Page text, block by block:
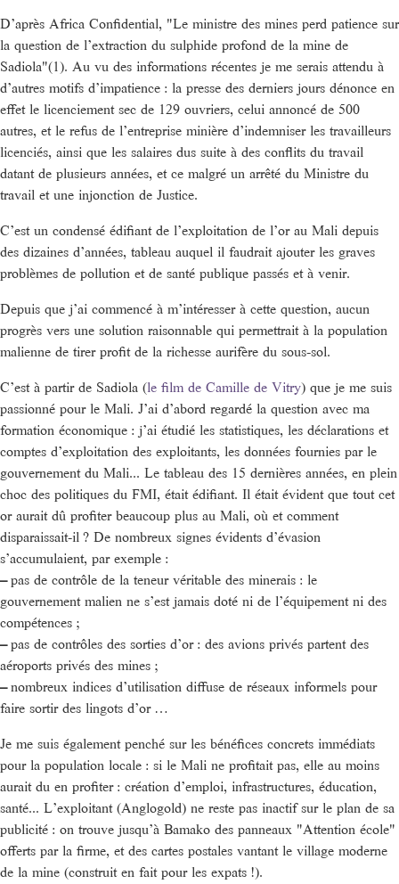
D’après Africa Confidential, "Le ministre des mines perd patience sur
la question de l’extraction du sulphide profond de la mine de
Sadiola"(1). Au vu des informations récentes je me serais attendu à
d’autres motifs d’impatience : la presse des derniers jours dénonce en
effet le licenciement sec de 129 ouvriers, celui annoncé de 500
autres, et le refus de l’entreprise minière d’indemniser les travailleurs
licenciés, ainsi que les salaires dus suite à des conflits du travail
datant de plusieurs années, et ce malgré un arrêté du Ministre du
travail et une injonction de Justice.
C’est un condensé édifiant de l’exploitation de l’or au Mali depuis
des dizaines d’années, tableau auquel il faudrait ajouter les graves
problèmes de pollution et de santé publique passés et à venir.
Depuis que j’ai commencé à m’intéresser à cette question, aucun
progrès vers une solution raisonnable qui permettrait à la population
malienne de tirer profit de la richesse aurifère du sous-sol.
C’est à partir de Sadiola (le film de Camille de Vitry) que je me suis
passionné pour le Mali. J’ai d’abord regardé la question avec ma
formation économique : j’ai étudié les statistiques, les déclarations et
comptes d’exploitation des exploitants, les données fournies par le
gouvernement du Mali... Le tableau des 15 dernières années, en plein
choc des politiques du FMI, était édifiant. Il était évident que tout cet
or aurait dû profiter beaucoup plus au Mali, où et comment
disparaissait-il ? De nombreux signes évidents d’évasion
s’accumulaient, par exemple :
–pas de contrôle de la teneur véritable des minerais : le
gouvernement malien ne s’est jamais doté ni de l’équipement ni des
compétences ;
–pas de contrôles des sorties d’or : des avions privés partent des
aéroports privés des mines ;
–nombreux indices d’utilisation diffuse de réseaux informels pour
faire sortir des lingots d’or …
Je me suis également penché sur les bénéfices concrets immédiats
pour la population locale : si le Mali ne profitait pas, elle au moins
aurait du en profiter : création d’emploi, infrastructures, éducation,
santé... L’exploitant (Anglogold) ne reste pas inactif sur le plan de sa
publicité : on trouve jusqu’à Bamako des panneaux "Attention école"
offerts par la firme, et des cartes postales vantant le village moderne
de la mine (construit en fait pour les expats !).